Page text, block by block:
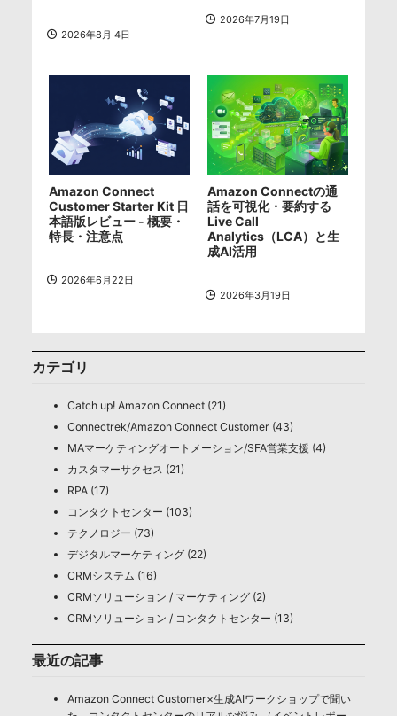
2026年8月 4日
2026年7月19日
Amazon Connect
Customer Starter Kit 日
本語版レビュー - 概要・
特長・注意点
2026年6月22日
Amazon Connectの通
話を可視化・要約する
Live Call
Analytics（LCA）と生
成AI活用
2026年3月19日
カテゴリ
Catch up! Amazon Connect (21)
Connectrek/Amazon Connect Customer (43)
MAマーケティングオートメーション/SFA営業支援 (4)
カスタマーサクセス (21)
RPA (17)
コンタクトセンター (103)
テクノロジー (73)
デジタルマーケティング (22)
CRMシステム (16)
CRMソリューション / マーケティング (2)
CRMソリューション / コンタクトセンター (13)
最近の記事
Amazon Connect Customer×生成AIワークショップで聞い